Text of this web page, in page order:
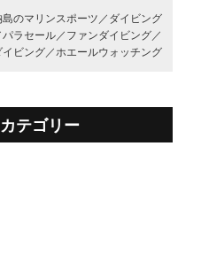
のマリンスポーツ／ ダイビング
パラセール／ ファンダイビング／
ビング／ ホエールウォッチング
カテゴリー